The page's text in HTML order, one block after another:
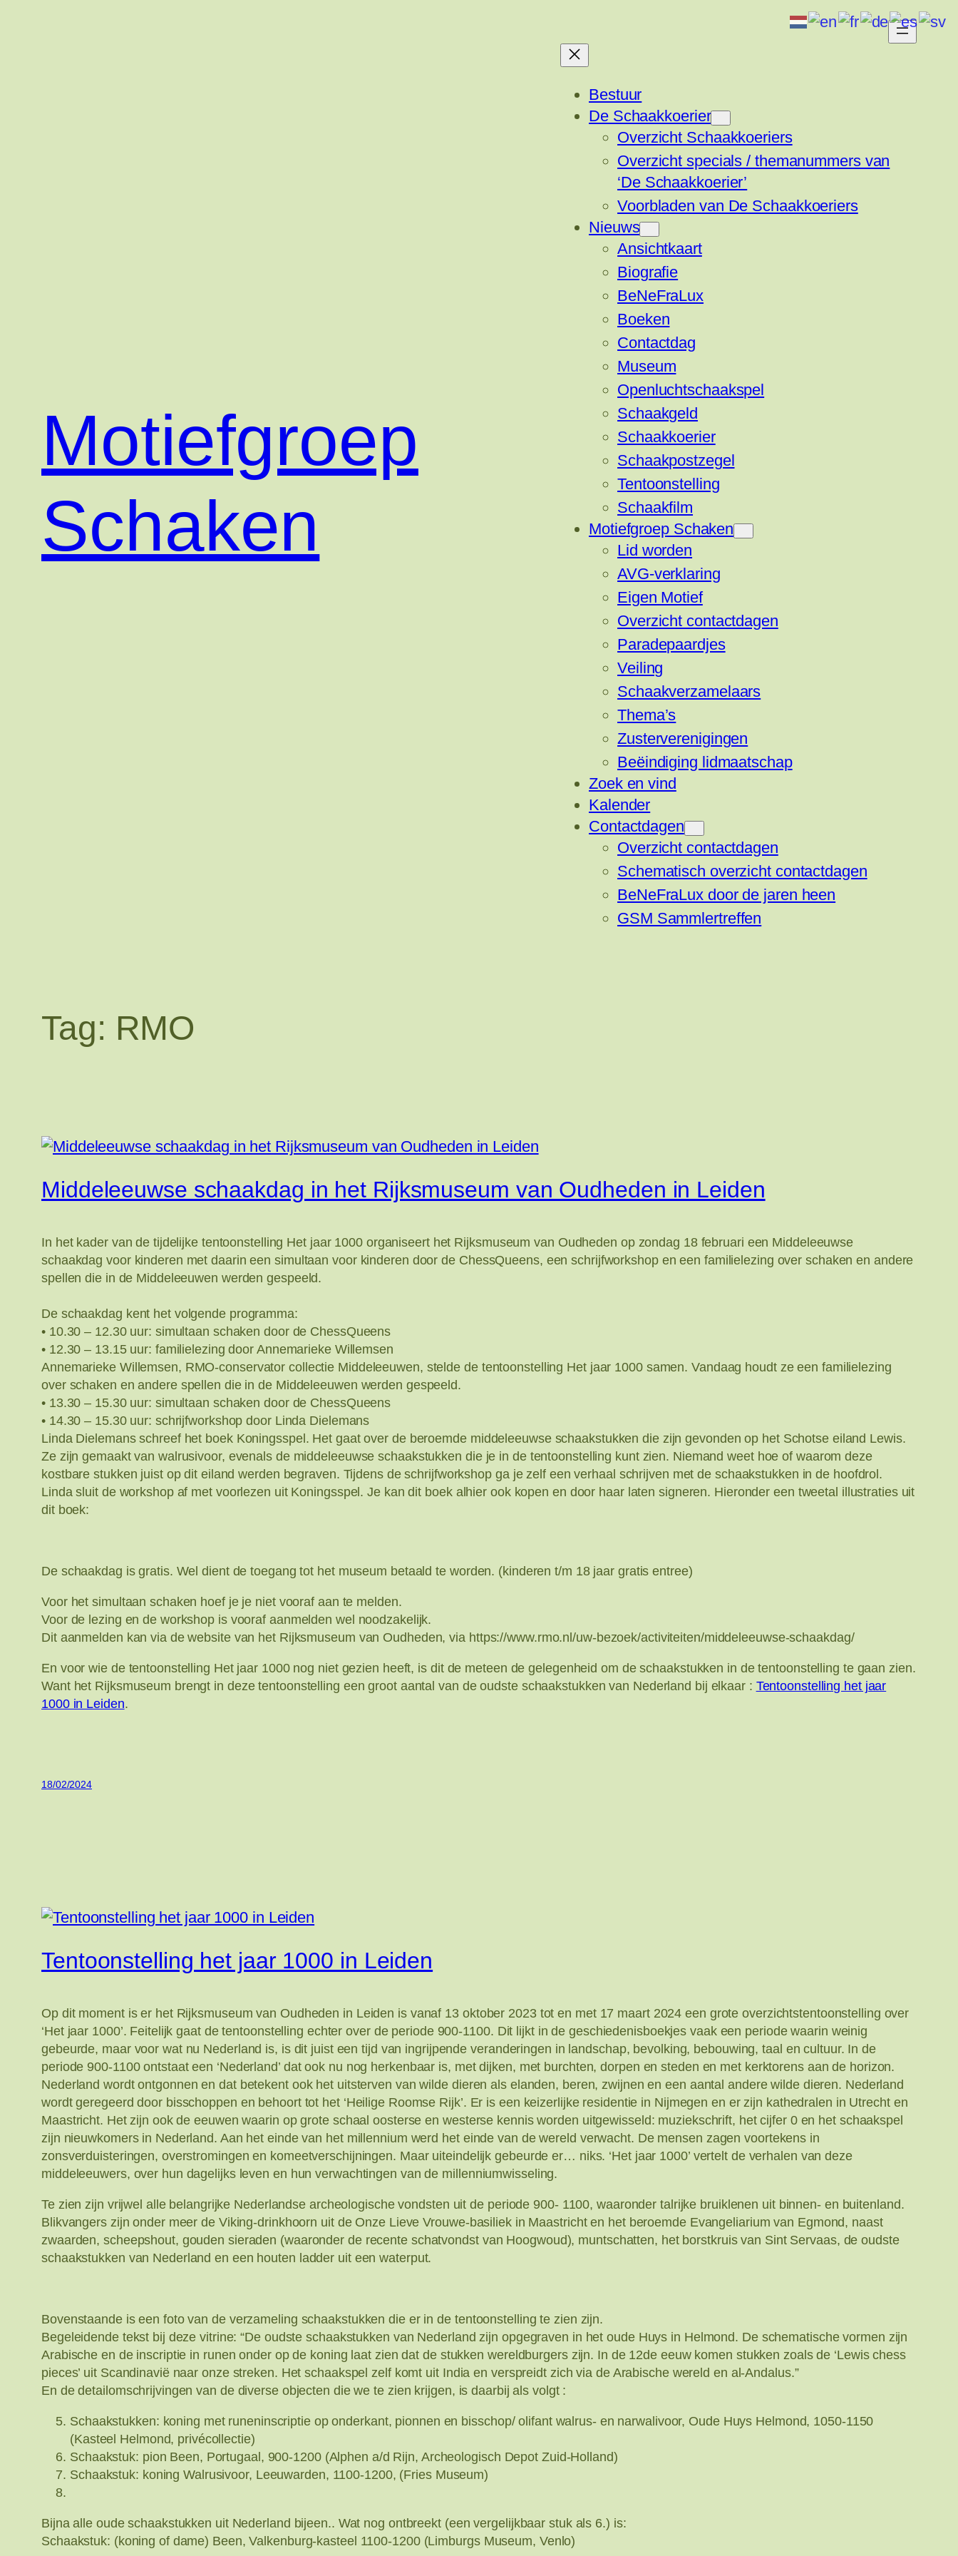
Motiefgroep
Schaken
Bestuur
De Schaakkoerier
Overzicht Schaakkoeriers
Overzicht specials / themanummers van
‘De Schaakkoerier’
Voorbladen van De Schaakkoeriers
Nieuws
Ansichtkaart
Biografie
BeNeFraLux
Boeken
Contactdag
Museum
Openluchtschaakspel
Schaakgeld
Schaakkoerier
Schaakpostzegel
Tentoonstelling
Schaakfilm
Motiefgroep Schaken
Lid worden
AVG-verklaring
Eigen Motief
Overzicht contactdagen
Paradepaardjes
Veiling
Schaakverzamelaars
Thema’s
Zusterverenigingen
Beëindiging lidmaatschap
Zoek en vind
Kalender
Contactdagen
Overzicht contactdagen
Schematisch overzicht contactdagen
BeNeFraLux door de jaren heen
GSM Sammlertreffen
Tag: RMO
Middeleeuwse schaakdag in het Rijksmuseum van Oudheden in Leiden
In het kader van de tijdelijke tentoonstelling Het jaar 1000 organiseert het Rijksmuseum van Oudheden op zondag 18 februari een Middeleeuwse
schaakdag voor kinderen met daarin een simultaan voor kinderen door de ChessQueens, een schrijfworkshop en een familielezing over schaken en andere
spellen die in de Middeleeuwen werden gespeeld.
De schaakdag kent het volgende programma:
• 10.30 – 12.30 uur: simultaan schaken door de ChessQueens
• 12.30 – 13.15 uur: familielezing door Annemarieke Willemsen
Annemarieke Willemsen, RMO-conservator collectie Middeleeuwen, stelde de tentoonstelling Het jaar 1000 samen. Vandaag houdt ze een familielezing
over schaken en andere spellen die in de Middeleeuwen werden gespeeld.
• 13.30 – 15.30 uur: simultaan schaken door de ChessQueens
• 14.30 – 15.30 uur: schrijfworkshop door Linda Dielemans
Linda Dielemans schreef het boek Koningsspel. Het gaat over de beroemde middeleeuwse schaakstukken die zijn gevonden op het Schotse eiland Lewis.
Ze zijn gemaakt van walrusivoor, evenals de middeleeuwse schaakstukken die je in de tentoonstelling kunt zien. Niemand weet hoe of waarom deze
kostbare stukken juist op dit eiland werden begraven. Tijdens de schrijfworkshop ga je zelf een verhaal schrijven met de schaakstukken in de hoofdrol.
Linda sluit de workshop af met voorlezen uit Koningsspel. Je kan dit boek alhier ook kopen en door haar laten signeren. Hieronder een tweetal illustraties uit
dit boek:
De schaakdag is gratis. Wel dient de toegang tot het museum betaald te worden. (kinderen t/m 18 jaar gratis entree)
Voor het simultaan schaken hoef je je niet vooraf aan te melden.
Voor de lezing en de workshop is vooraf aanmelden wel noodzakelijk.
Dit aanmelden kan via de website van het Rijksmuseum van Oudheden, via https://www.rmo.nl/uw-bezoek/activiteiten/middeleeuwse-schaakdag/
En voor wie de tentoonstelling Het jaar 1000 nog niet gezien heeft, is dit de meteen de gelegenheid om de schaakstukken in de tentoonstelling te gaan zien.
Want het Rijksmuseum brengt in deze tentoonstelling een groot aantal van de oudste schaakstukken van Nederland bij elkaar : Tentoonstelling het jaar
1000 in Leiden.
18/02/2024
Tentoonstelling het jaar 1000 in Leiden
Op dit moment is er het Rijksmuseum van Oudheden in Leiden is vanaf 13 oktober 2023 tot en met 17 maart 2024 een grote overzichtstentoonstelling over
‘Het jaar 1000’. Feitelijk gaat de tentoonstelling echter over de periode 900-1100. Dit lijkt in de geschiedenisboekjes vaak een periode waarin weinig
gebeurde, maar voor wat nu Nederland is, is dit juist een tijd van ingrijpende veranderingen in landschap, bevolking, bebouwing, taal en cultuur. In de
periode 900-1100 ontstaat een ‘Nederland’ dat ook nu nog herkenbaar is, met dijken, met burchten, dorpen en steden en met kerktorens aan de horizon.
Nederland wordt ontgonnen en dat betekent ook het uitsterven van wilde dieren als elanden, beren, zwijnen en een aantal andere wilde dieren. Nederland
wordt geregeerd door bisschoppen en behoort tot het ‘Heilige Roomse Rijk’. Er is een keizerlijke residentie in Nijmegen en er zijn kathedralen in Utrecht en
Maastricht. Het zijn ook de eeuwen waarin op grote schaal oosterse en westerse kennis worden uitgewisseld: muziekschrift, het cijfer 0 en het schaakspel
zijn nieuwkomers in Nederland. Aan het einde van het millennium werd het einde van de wereld verwacht. De mensen zagen voortekens in
zonsverduisteringen, overstromingen en komeetverschijningen. Maar uiteindelijk gebeurde er… niks. ‘Het jaar 1000’ vertelt de verhalen van deze
middeleeuwers, over hun dagelijks leven en hun verwachtingen van de millenniumwisseling.
Te zien zijn vrijwel alle belangrijke Nederlandse archeologische vondsten uit de periode 900- 1100, waaronder talrijke bruiklenen uit binnen- en buitenland.
Blikvangers zijn onder meer de Viking-drinkhoorn uit de Onze Lieve Vrouwe-basiliek in Maastricht en het beroemde Evangeliarium van Egmond, naast
zwaarden, scheepshout, gouden sieraden (waaronder de recente schatvondst van Hoogwoud), muntschatten, het borstkruis van Sint Servaas, de oudste
schaakstukken van Nederland en een houten ladder uit een waterput.
Bovenstaande is een foto van de verzameling schaakstukken die er in de tentoonstelling te zien zijn.
Begeleidende tekst bij deze vitrine: “De oudste schaakstukken van Nederland zijn opgegraven in het oude Huys in Helmond. De schematische vormen zijn
Arabische en de inscriptie in runen onder op de koning laat zien dat de stukken wereldburgers zijn. In de 12de eeuw komen stukken zoals de ‘Lewis chess
pieces’ uit Scandinavië naar onze streken. Het schaakspel zelf komt uit India en verspreidt zich via de Arabische wereld en al-Andalus.”
En de detailomschrijvingen van de diverse objecten die we te zien krijgen, is daarbij als volgt :
Schaakstukken: koning met runeninscriptie op onderkant, pionnen en bisschop/ olifant walrus- en narwalivoor, Oude Huys Helmond, 1050-1150
(Kasteel Helmond, privécollectie)
Schaakstuk: pion Been, Portugaal, 900-1200 (Alphen a/d Rijn, Archeologisch Depot Zuid-Holland)
Schaakstuk: koning Walrusivoor, Leeuwarden, 1100-1200, (Fries Museum)
Bijna alle oude schaakstukken uit Nederland bijeen.. Wat nog ontbreekt (een vergelijkbaar stuk als 6.) is:
Schaakstuk: (koning of dame) Been, Valkenburg-kasteel 1100-1200 (Limburgs Museum, Venlo)